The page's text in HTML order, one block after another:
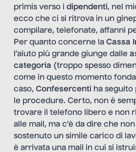
primis verso i dipendenti, nel
ecco che ci si ritrova in un
compilare, telefonate, affanni
Per quanto concerne la Cassa
l’aiuto più grande giunge dalle
categoria (troppo spesso
come in questo momento
caso, Confesercenti ha seguito
le procedure. Certo, non è
trovare il telefono libero e non
alle mail, ma c’è da dire che
sostenuto un simile carico di
è arrivata una mail in cui si